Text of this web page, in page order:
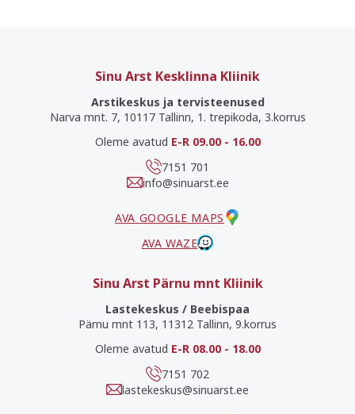
Sinu Arst Kesklinna Kliinik
Arstikeskus ja tervisteenused
Narva mnt. 7, 10117 Tallinn, 1. trepikoda, 3.korrus
Oleme avatud E-R 09.00 - 16.00
7151 701
info@sinuarst.ee
AVA GOOGLE MAPS
AVA WAZE
Sinu Arst Pärnu mnt Kliinik
Lastekeskus / Beebispaa
Pärnu mnt 113, 11312 Tallinn, 9.korrus
Oleme avatud E-R 08.00 - 18.00
7151 702
lastekeskus@sinuarst.ee